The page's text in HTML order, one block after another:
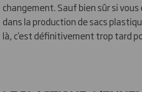
changement. Sauf bien sûr si
dans la production de sacs
là, c’est définitivement trop tard